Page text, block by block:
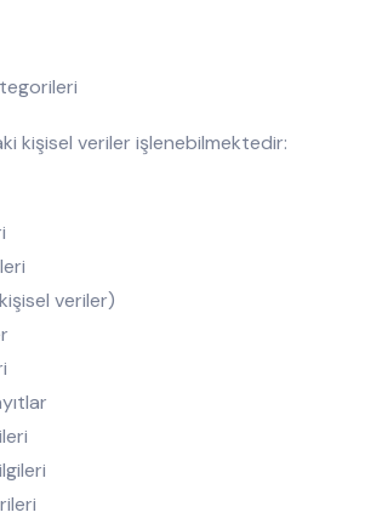
kişisel veriler işlenebilmektedir:
veriler)